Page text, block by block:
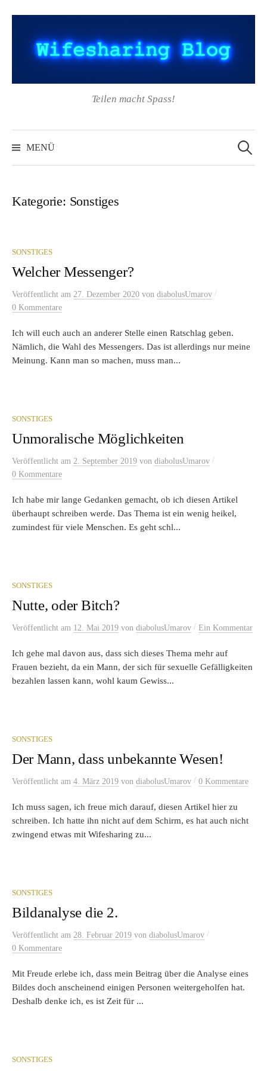
Inhalt
Teilen macht Spass!
MENÜ
nach:
Kategorie: Sonstiges
SONSTIGES
Welcher Messenger?
Veröffentlicht am 27. Dezember 2020 von diabolusUmarov /
0 Kommentare
Ich will euch auch an anderer Stelle einen Ratschlag geben.
Nämlich, die Wahl des Messengers. Das ist allerdings nur meine
Meinung. Kann man so machen, muss man...
SONSTIGES
Unmoralische Möglichkeiten
Veröffentlicht am 2. September 2019 von diabolusUmarov /
0 Kommentare
Ich habe mir lange Gedanken gemacht, ob ich diesen Artikel
überhaupt schreiben werde. Das Thema ist ein wenig heikel,
zumindest für viele Menschen. Es geht schl...
SONSTIGES
Nutte, oder Bitch?
Veröffentlicht am 12. Mai 2019 von diabolusUmarov / Ein Kommentar
Ich gehe mal davon aus, dass sich dieses Thema mehr auf
Frauen bezieht, da ein Mann, der sich für sexuelle Gefälligkeiten
bezahlen lassen kann, wohl kaum Gewiss...
SONSTIGES
Der Mann, dass unbekannte Wesen!
Veröffentlicht am 4. März 2019 von diabolusUmarov / 0 Kommentare
Ich muss sagen, ich freue mich darauf, diesen Artikel hier zu
schreiben. Ich hatte ihn nicht auf dem Schirm, es hat auch nicht
zwingend etwas mit Wifesharing zu...
SONSTIGES
Bildanalyse die 2.
Veröffentlicht am 28. Februar 2019 von diabolusUmarov /
0 Kommentare
Mit Freude erlebe ich, dass mein Beitrag über die Analyse eines
Bildes doch anscheinend einigen Personen weitergeholfen hat.
Deshalb denke ich, es ist Zeit für ...
SONSTIGES